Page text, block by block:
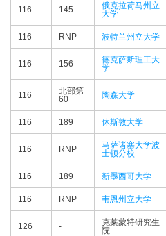
116 145
俄克拉荷马州立
大学
116 RNP 波特兰州立大学
116 156
德克萨斯理工大
学
116
北部第
60
陶森大学
116 189 休斯敦大学
116 RNP
马萨诸塞大学波
士顿分校
116 189 新墨西哥大学
116 RNP 韦恩州立大学
126 -
克莱蒙特研究生
院